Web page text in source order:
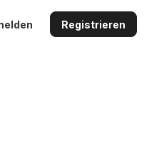
Registrieren